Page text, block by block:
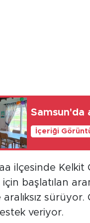
Samsun'da
İçeriği
ilçesinde Kelkit
için başlatılan
veriyor.